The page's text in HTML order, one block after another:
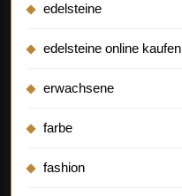
edelsteine
edelsteine online kaufen
erwachsene
farbe
fashion